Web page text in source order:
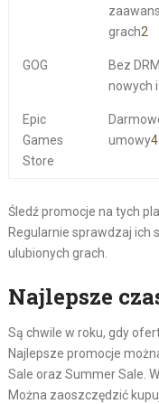
grach2
GOG
Bez
nowych
Epic
Games
Store
umowy4
Śledź promocje na tych
Regularnie sprawdzaj ich
ulubionych grach.
Najlepsze
Są chwile w roku, gdy
Najlepsze promocje
Sale oraz Summer Sale.
Można zaoszczędzić